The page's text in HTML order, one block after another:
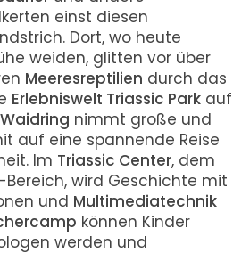
einst diesen
Dort, wo heute
weiden, glitten vor über
Meeresreptilien durch das
Erlebniswelt Triassic Park auf
nimmt große und
auf eine spannende Reise
Im Triassic Center, dem
wird Geschichte mit
und Multimediatechnik
können Kinder
werden und